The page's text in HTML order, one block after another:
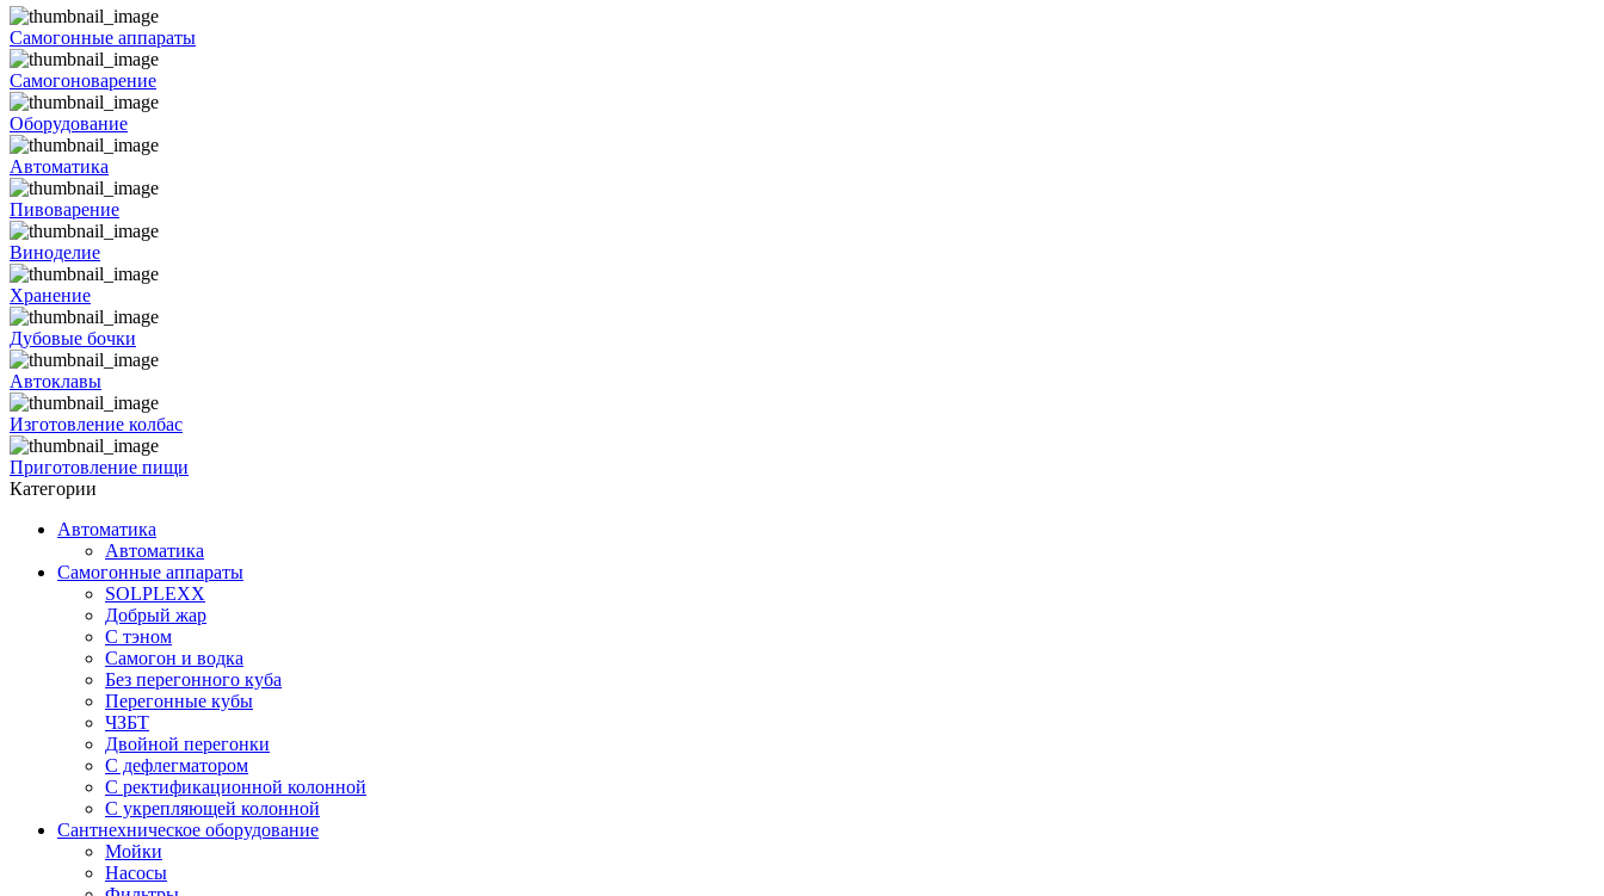
Самогонные аппараты
Самогоноварение
Оборудование
Автоматика
Пивоварение
Виноделие
Хранение
Дубовые бочки
Автоклавы
Изготовление колбас
Приготовление пищи
Категории
Автоматика
Автоматика
Самогонные аппараты
SOLPLEXX
Добрый жар
С тэном
Самогон и водка
Без перегонного куба
Перегонные кубы
ЧЗБТ
Двойной перегонки
С дефлегматором
С ректификационной колонной
С укрепляющей колонной
Сантнехническое оборудование
Мойки
Насосы